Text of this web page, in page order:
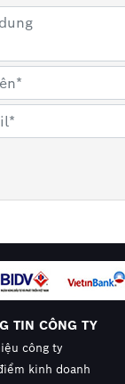
dây cáp điện,
ngũ nhân sự
hãng
để nhận bảng
TIN CÔNG TY
công ty
kinh doanh